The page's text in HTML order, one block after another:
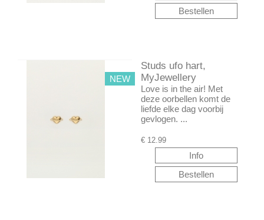
NEW
Studs ufo hart,
MyJewellery
Love is in the air! Met
deze oorbellen komt de
liefde elke dag voorbij
gevlogen. ...
€ 12.99